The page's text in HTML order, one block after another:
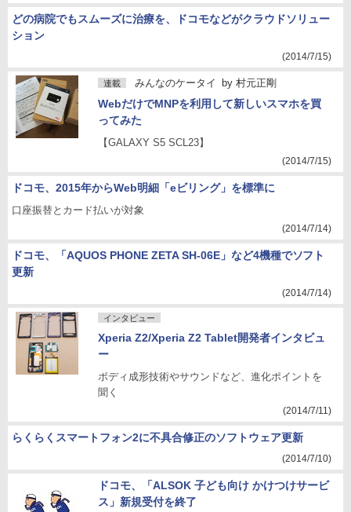
どの病院でもスムーズに治療を、ドコモなどがクラウドソリュー
ション
(2014/7/15)
連載 みんなのケータイ by 村元正剛
WebだけでMNPを利用して新しいスマホを買
ってみた
【GALAXY S5 SCL23】
(2014/7/15)
ドコモ、2015年からWeb明細「eビリング」を標準に
口座振替とカード払いが対象
(2014/7/14)
ドコモ、「AQUOS PHONE ZETA SH-06E」など4機種でソフト
更新
(2014/7/14)
インタビュー
Xperia Z2/Xperia Z2 Tablet開発者インタビュ
ー
ボディ成形技術やサウンドなど、進化ポイントを
聞く
(2014/7/11)
らくらくスマートフォン2に不具合修正のソフトウェア更新
(2014/7/10)
ドコモ、「ALSOK 子ども向け かけつけサービ
ス」新規受付を終了